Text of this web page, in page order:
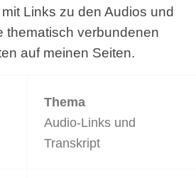
Links zu den Audios und
thematisch verbundenen
auf meinen Seiten.
Thema
Audio-Links und
Transkript